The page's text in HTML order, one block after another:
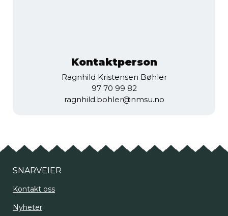
Kontaktperson
Ragnhild Kristensen Bøhler
97 70 99 82
ragnhild.bohler@nmsu.no
SNARVEIER
Kontakt oss
Nyheter